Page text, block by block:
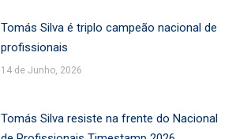
Tomás Silva é triplo campeão nacional de
profissionais
14 de Junho, 2026
Tomás Silva resiste na frente do Nacional